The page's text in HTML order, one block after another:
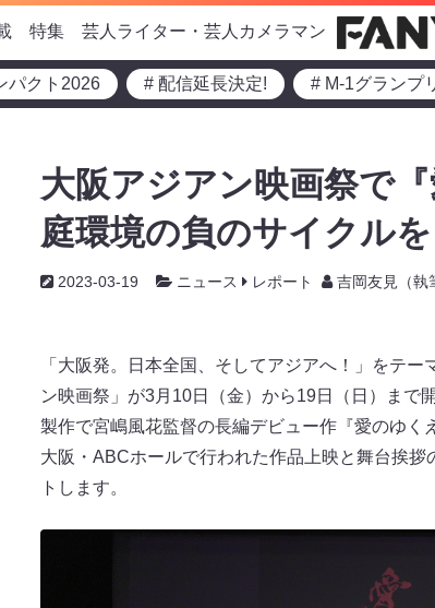
特集 芸人ライター・芸人カメラマン
パクト2026 # 配信延長決定! # M-1グランプ
大阪アジアン映画祭で
庭環境の負のサイクル
2023-03-19 ニュース レポート 吉岡友見（執
「大阪発。日本全国、そしてアジアへ！」をテ
ン映画祭」が3月10日（金）から19日（日）まで
製作で宮嶋風花監督の長編デビュー作『愛のゆ
大阪・ABCホールで行われた作品上映と舞台挨
トします。